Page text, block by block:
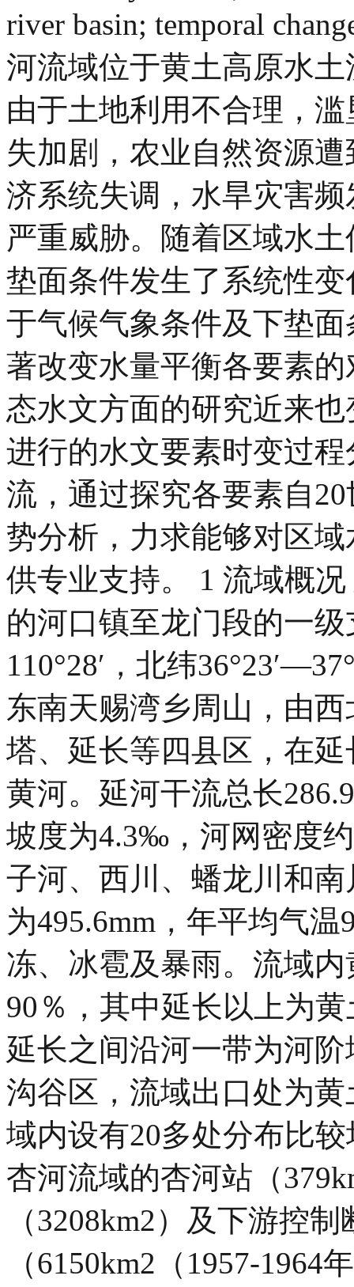
river basin; temporal
河流域位于黄土高原水
由于土地利用不合理，
失加剧，农业自然资源
济系统失调，水旱灾害
严重威胁。随着区域水
垫面条件发生了系统性
于气候气象条件及下垫
著改变水量平衡各要素
态水文方面的研究近来
进行的水文要素时变过
流，通过探究各要素自
势分析，力求能够对区
供专业支持。 1 流域概
的河口镇至龙门段的一
110°28′，北纬
东南天赐湾乡周山，由
塔、延长等四县区，在
黄河。延河干流总长
坡度为4.3‰，河网密度
子河、西川、蟠龙川和
为495.6mm，年平均气
冻、冰雹及暴雨。流域
90％，其中延长以上为
延长之间沿河一带为河
沟谷区，流域出口处为
域内设有20多处分布比
杏河流域的杏河站（
（3208km2）及下游控
（6150km2（1957-1964